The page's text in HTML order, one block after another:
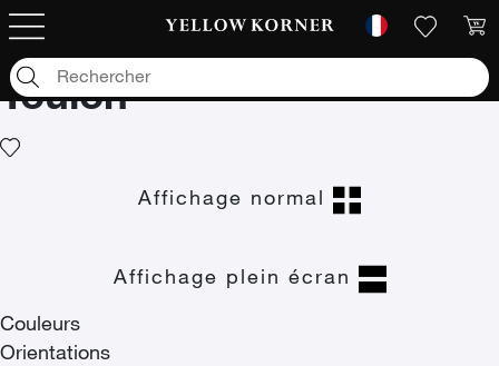
Photographies d'art / Voyage / Europe
/
Toulon
Affichage normal
Affichage plein écran
Couleurs
Orientations